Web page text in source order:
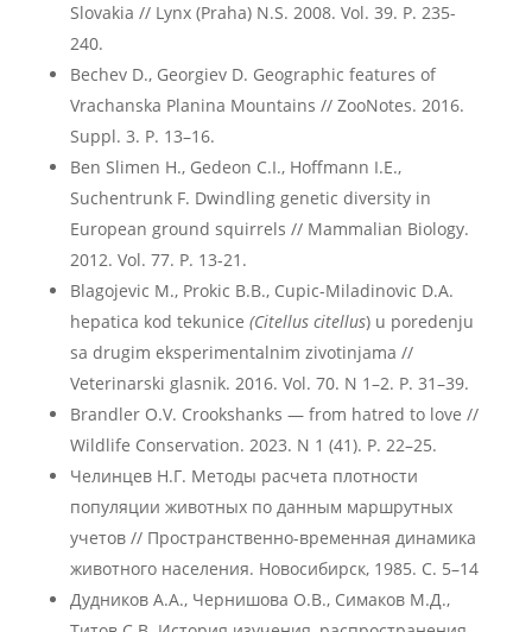
Slovakia // Lynx (Praha) N.S. 2008. Vol. 39. P. 235-
240.
Bechev D., Georgiev D. Geographic features of
Vrachanska Planina Mountains // ZooNotes. 2016.
Suppl. 3. P. 13–16.
Ben Slimen H., Gedeon C.I., Hoffmann I.E.,
Suchentrunk F. Dwindling genetic diversity in
European ground squirrels // Mammalian Biology.
2012. Vol. 77. P. 13-21.
Blagojevic M., Prokic B.B., Cupic-Miladinovic D.A.
hepatica kod tekunice (Citellus citellus) u poredenju
sa drugim eksperimentalnim zivotinjama //
Veterinarski glasnik. 2016. Vol. 70. N 1–2. P. 31–39.
Brandler O.V. Crookshanks — from hatred to love //
Wildlife Conservation. 2023. N 1 (41). P. 22–25.
Челинцев Н.Г. Методы расчета плотности
популяции животных по данным маршрутных
учетов // Пространственно-временная динамика
животного населения. Новосибирск, 1985. С. 5–14
Дудников А.А., Чернишова О.В., Симаков М.Д.,